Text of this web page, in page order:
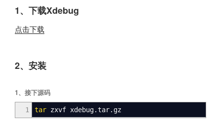
1、下载Xdebug
点击下载
2、安装
1、接下源码
1 tar zxvf xdebug.tar.gz